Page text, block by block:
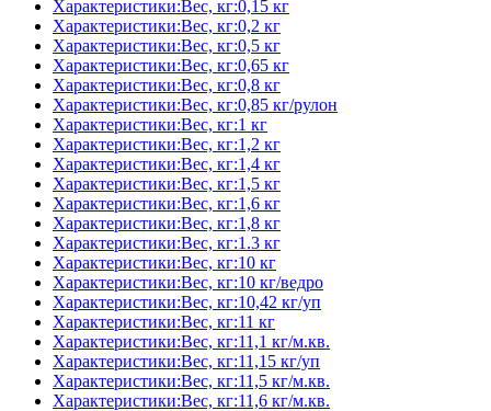
Характеристики:Вес, кг:0,15 кг
Характеристики:Вес, кг:0,2 кг
Характеристики:Вес, кг:0,5 кг
Характеристики:Вес, кг:0,65 кг
Характеристики:Вес, кг:0,8 кг
Характеристики:Вес, кг:0,85 кг/рулон
Характеристики:Вес, кг:1 кг
Характеристики:Вес, кг:1,2 кг
Характеристики:Вес, кг:1,4 кг
Характеристики:Вес, кг:1,5 кг
Характеристики:Вес, кг:1,6 кг
Характеристики:Вес, кг:1,8 кг
Характеристики:Вес, кг:1.3 кг
Характеристики:Вес, кг:10 кг
Характеристики:Вес, кг:10 кг/ведро
Характеристики:Вес, кг:10,42 кг/уп
Характеристики:Вес, кг:11 кг
Характеристики:Вес, кг:11,1 кг/м.кв.
Характеристики:Вес, кг:11,15 кг/уп
Характеристики:Вес, кг:11,5 кг/м.кв.
Характеристики:Вес, кг:11,6 кг/м.кв.